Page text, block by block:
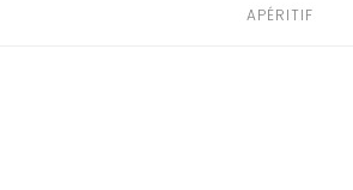
APÉRITIF